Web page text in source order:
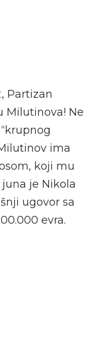
, Partizan
Milutinova! Ne
ima
koji mu
je Nikola
ugovor sa
evra.